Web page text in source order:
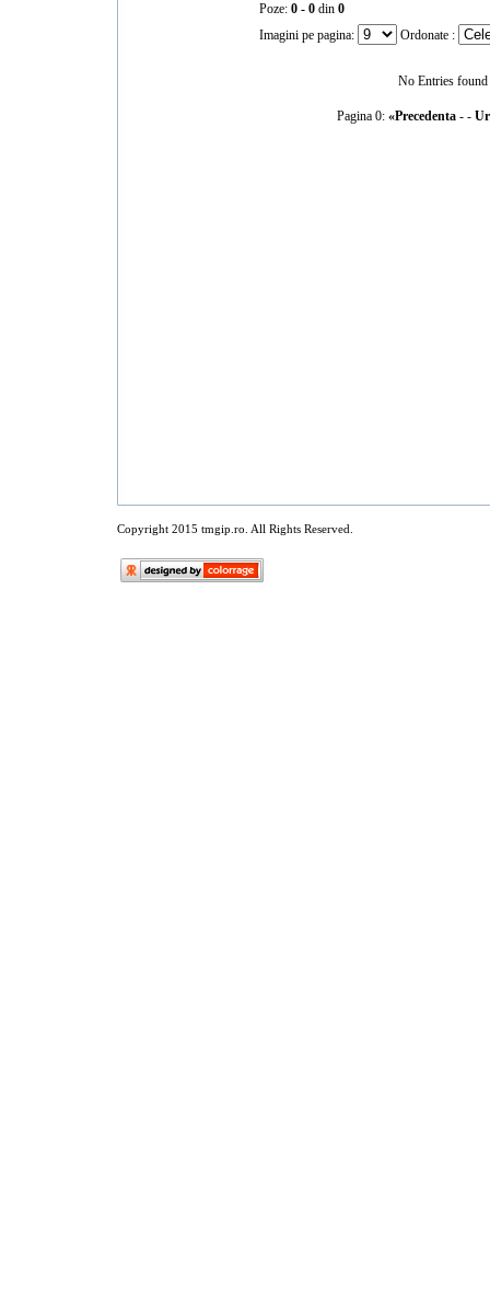
Poze: 0 - 0din 0
Imagini pe pagina:
Ordonate :
No Entries found
Pagina 0: «Precedenta- -
Copyright 2015 tmgip.ro. All Rights Reserved.